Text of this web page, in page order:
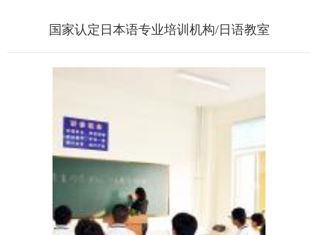
国家认定日本语专业培训机构/日语教室